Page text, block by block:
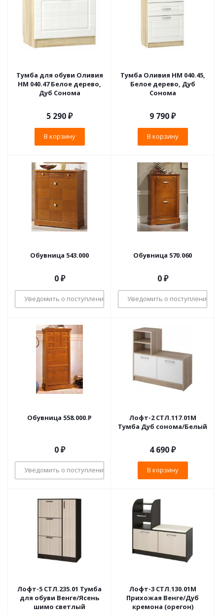
Тумба для обуви Оливия
НМ 040.47 Белое дерево,
Дуб Сонома
5 290₽
В корзину
Тумба Оливия НМ 040.45,
Белое дерево, Дуб
Сонома
9 790₽
В корзину
Обувница 543.000
0 ₽
Уведомить о поступлении
Обувница 570.060
0 ₽
Уведомить о поступлении
Обувница 558.000.P
0 ₽
Уведомить о поступлении
Лофт-2 СТЛ.117.01М
Тумба Дуб сонома/Белый
4 690₽
В корзину
Лофт-5 СТЛ.235.01 Тумба
для обуви Венге/Ясень
шимо светлый
Лофт-3 СТЛ.130.01М
Прихожая Венге/Дуб
кремона (орегон)